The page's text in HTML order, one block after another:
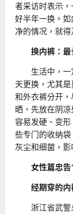
者采访时表示
好半年一换。
净的情况，就得
换内裤：
生活中，一
天更换，尤其
和外衣裤分开
晒，先放在阴
容易发硬、变
些专门的收纳
灰尘和细菌，影
女性篇忠告
经期穿的内
浙江省武警